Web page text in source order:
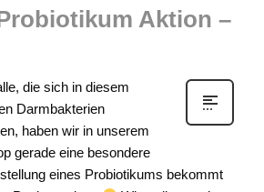
Aktion –
die sich in diesem
Darmbakterien
haben wir in unserem
gerade eine besondere
eines Probiotikums bekommt